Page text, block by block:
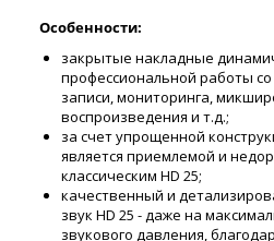
Особенности:
закрытые накладные
профессиональной работы
записи, мониторинга,
воспроизведения и т.д.;
за счет упрощенной
является приемлемой и
классическим HD 25;
качественный и
звук HD 25 - даже на
звукового давления,